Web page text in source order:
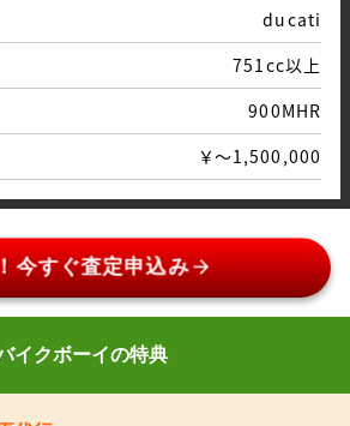
ducati
751cc以上
900MHR
￥～1,500,000
今すぐ査定申込みarrow_forward
イクボーイの特典